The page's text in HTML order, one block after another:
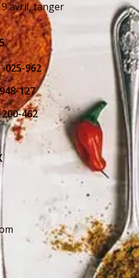
9 avril, tanger
025-962
127
462